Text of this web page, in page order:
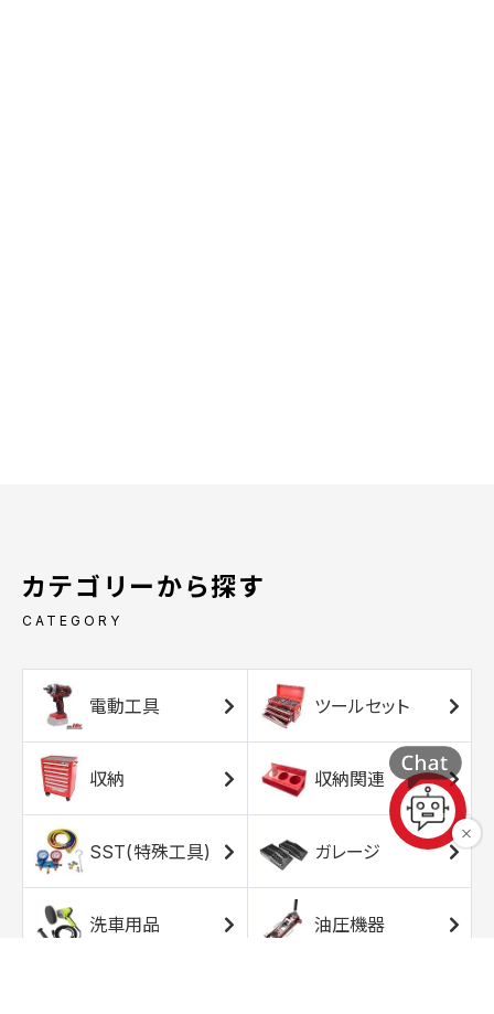
カテゴリーから探す
CATEGORY
電動工具 ツールセット
収納 収納関連
SST(特殊工具) ガレージ
洗車用品 油圧機器